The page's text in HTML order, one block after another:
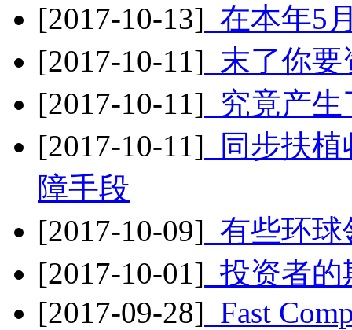
[2017-10-13] 在本年5
[2017-10-11] 末了你
[2017-10-11] 究竟产
[2017-10-11] 同步扶
障手段
[2017-10-09] 有些环球
[2017-10-01] 投资者的
[2017-09-28] Fast